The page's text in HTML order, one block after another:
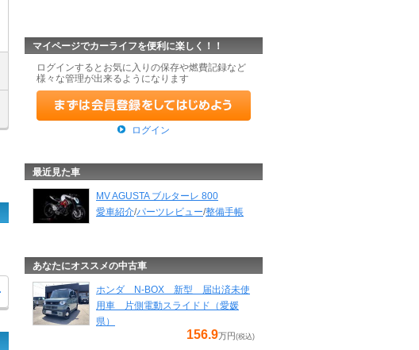
マイページでカーライフを便利に楽しく！！
ログインするとお気に入りの保存や燃費記録など
様々な管理が出来るようになります
ログイン
最近見た車
MV AGUSTA ブルターレ 800
愛車紹介/パーツレビュー/整備手帳
あなたにオススメの中古車
ホンダ N-BOX 新型 届出済未使
用車 片側電動スライドド（愛媛
県）
156.9万円 (税込)